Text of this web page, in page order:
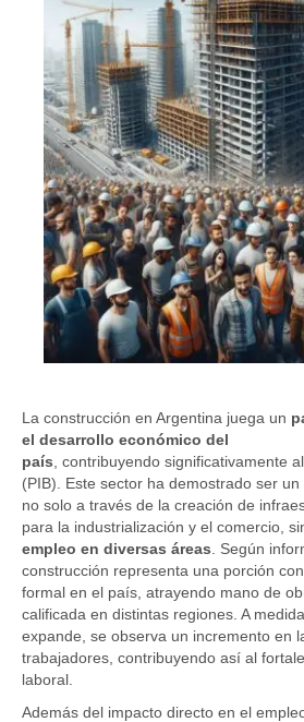
La construcción en Argentina juega un
el desarrollo económico del
país , contribuyendo significativamente
(PIB). Este sector ha demostrado ser un
no solo a través de la creación de
para la industrialización y el comercio,
empleo en diversas áreas . Según
construcción representa una porción
formal en el país, atrayendo mano de
calificada en distintas regiones. A
expande, se observa un incremento en
trabajadores, contribuyendo así al
laboral.
Además del impacto directo en el